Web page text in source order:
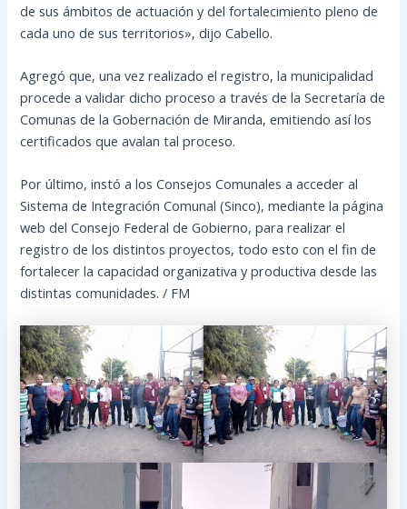
de sus ámbitos de actuación y del fortalecimiento pleno de
cada uno de sus territorios», dijo Cabello.
Agregó que, una vez realizado el registro, la municipalidad
procede a validar dicho proceso a través de la Secretaría de
Comunas de la Gobernación de Miranda, emitiendo así los
certificados que avalan tal proceso.
Por último, instó a los Consejos Comunales a acceder al
Sistema de Integración Comunal (Sinco), mediante la página
web del Consejo Federal de Gobierno, para realizar el
registro de los distintos proyectos, todo esto con el fin de
fortalecer la capacidad organizativa y productiva desde las
distintas comunidades. / FM